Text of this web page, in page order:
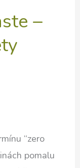
–
“zero
pomalu